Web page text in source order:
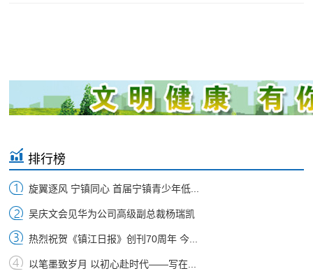
排行榜
旋翼逐风 宁镇同心 首届宁镇青少年低...
吴庆文会见华为公司高级副总裁杨瑞凯
热烈祝贺《镇江日报》创刊70周年 今...
以笔墨致岁月 以初心赴时代——写在...